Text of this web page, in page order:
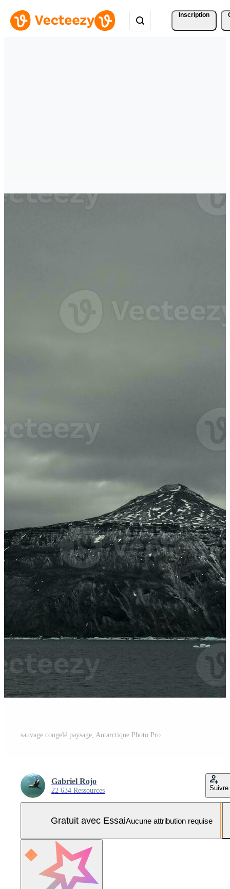
Inscription
sauvage congelé paysage, Antarctique Photo Pro
Gabriel Rojo
22 634 Ressources Suivre
Gratuit avec EssaiAucune attribution requise